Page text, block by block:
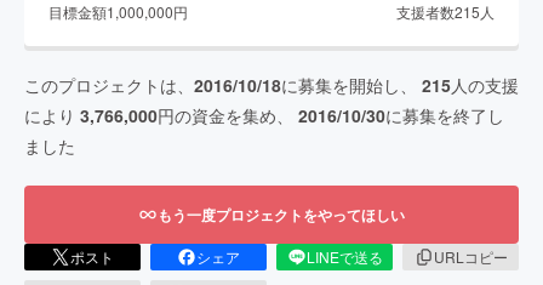
目標金額1,000,000円 支援者数215 人
このプロジェクトは、 2016/10/18に募集を開始し、 215人の支援
により 3,766,000円の資金を集め、 2016/10/30に募集を終了し
ました
もう一度プロジェクトをやってほしい
ポスト シェア LINEで送る
URLコピー